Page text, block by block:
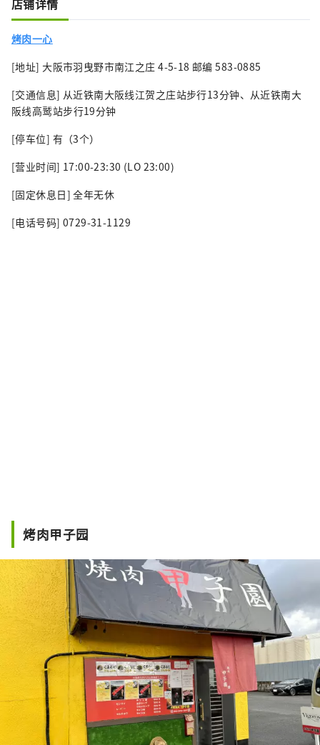
店铺详情
烤肉一心
[地址] 大阪市羽曳野市南江之庄 4-5-18 邮编 583-0885
[交通信息] 从近铁南大阪线江贺之庄站步行13分钟、从近铁南大
阪线高鹫站步行19分钟
[停车位] 有（3个）
[营业时间] 17:00-23:30 (LO 23:00)
[固定休息日] 全年无休
[电话号码] 0729-31-1129
烤肉甲子园